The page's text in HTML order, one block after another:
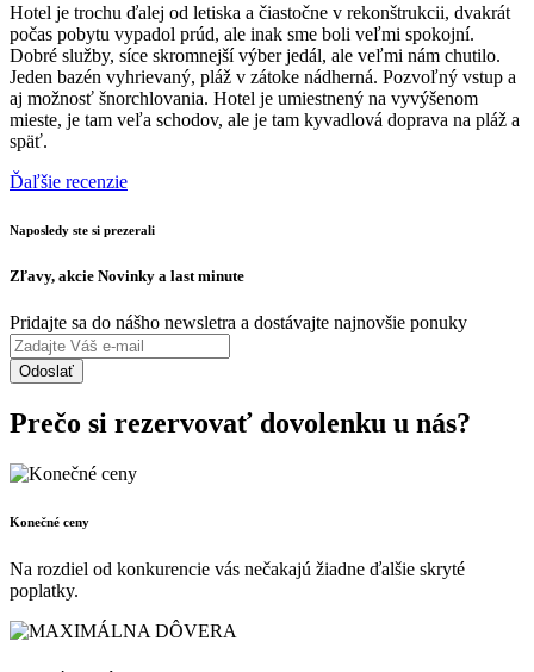
Hotel je trochu ďalej od letiska a čiastočne v rekonštrukcii, dvakrát
počas pobytu vypadol prúd, ale inak sme boli veľmi spokojní.
Dobré služby, síce skromnejší výber jedál, ale veľmi nám chutilo.
Jeden bazén vyhrievaný, pláž v zátoke nádherná. Pozvoľný vstup a
aj možnosť šnorchlovania. Hotel je umiestnený na vyvýšenom
mieste, je tam veľa schodov, ale je tam kyvadlová doprava na pláž a
späť.
Ďaľšie recenzie
Naposledy ste si prezerali
Zľavy, akcie Novinky a last minute
Pridajte sa do nášho newsletra a dostávajte najnovšie ponuky
Odoslať
Prečo si rezervovať dovolenku u nás?
Konečné ceny
Na rozdiel od konkurencie vás nečakajú žiadne ďalšie skryté
poplatky.